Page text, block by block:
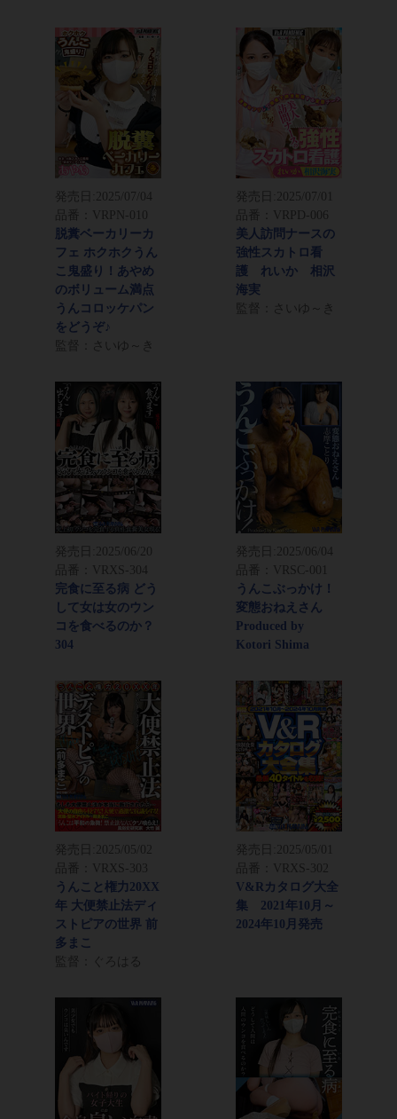
発売日: 2025/07/04
品番：VRPN-010
脱糞ベーカリーカ
フェ ホクホクうん
こ鬼盛り！あやめ
のボリューム満点
うんコロッケパン
をどうぞ♪
監督：さいゆ～き
発売日: 2025/07/01
品番：VRPD-006
美人訪問ナースの
強性スカトロ看
護 れいか 相沢
海実
監督：さいゆ～き
発売日:
2025/06/20
品番：VRXS-304
完食に至る病 どう
して女は女のウン
コを食べるのか？
304
発売日:
2025/06/04
品番：VRSC-001
うんこぶっかけ！
変態おねえさん
Produced by
Kotori Shima
発売日: 2025/05/02
品番：VRXS-303
うんこと権力20XX
年 大便禁止法ディ
ストピアの世界 前
多まこ
監督：ぐろはる
発売日: 2025/05/01
品番：VRXS-302
V&Rカタログ大全
集 2021年10月～
2024年10月発売